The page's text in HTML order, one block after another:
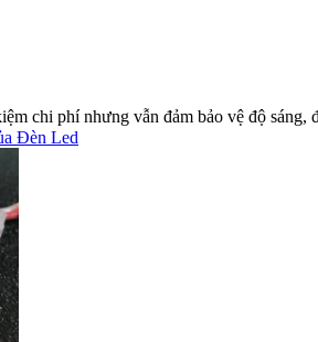
chi phí nhưng vẫn đảm bảo vệ độ sáng,
Đèn Led